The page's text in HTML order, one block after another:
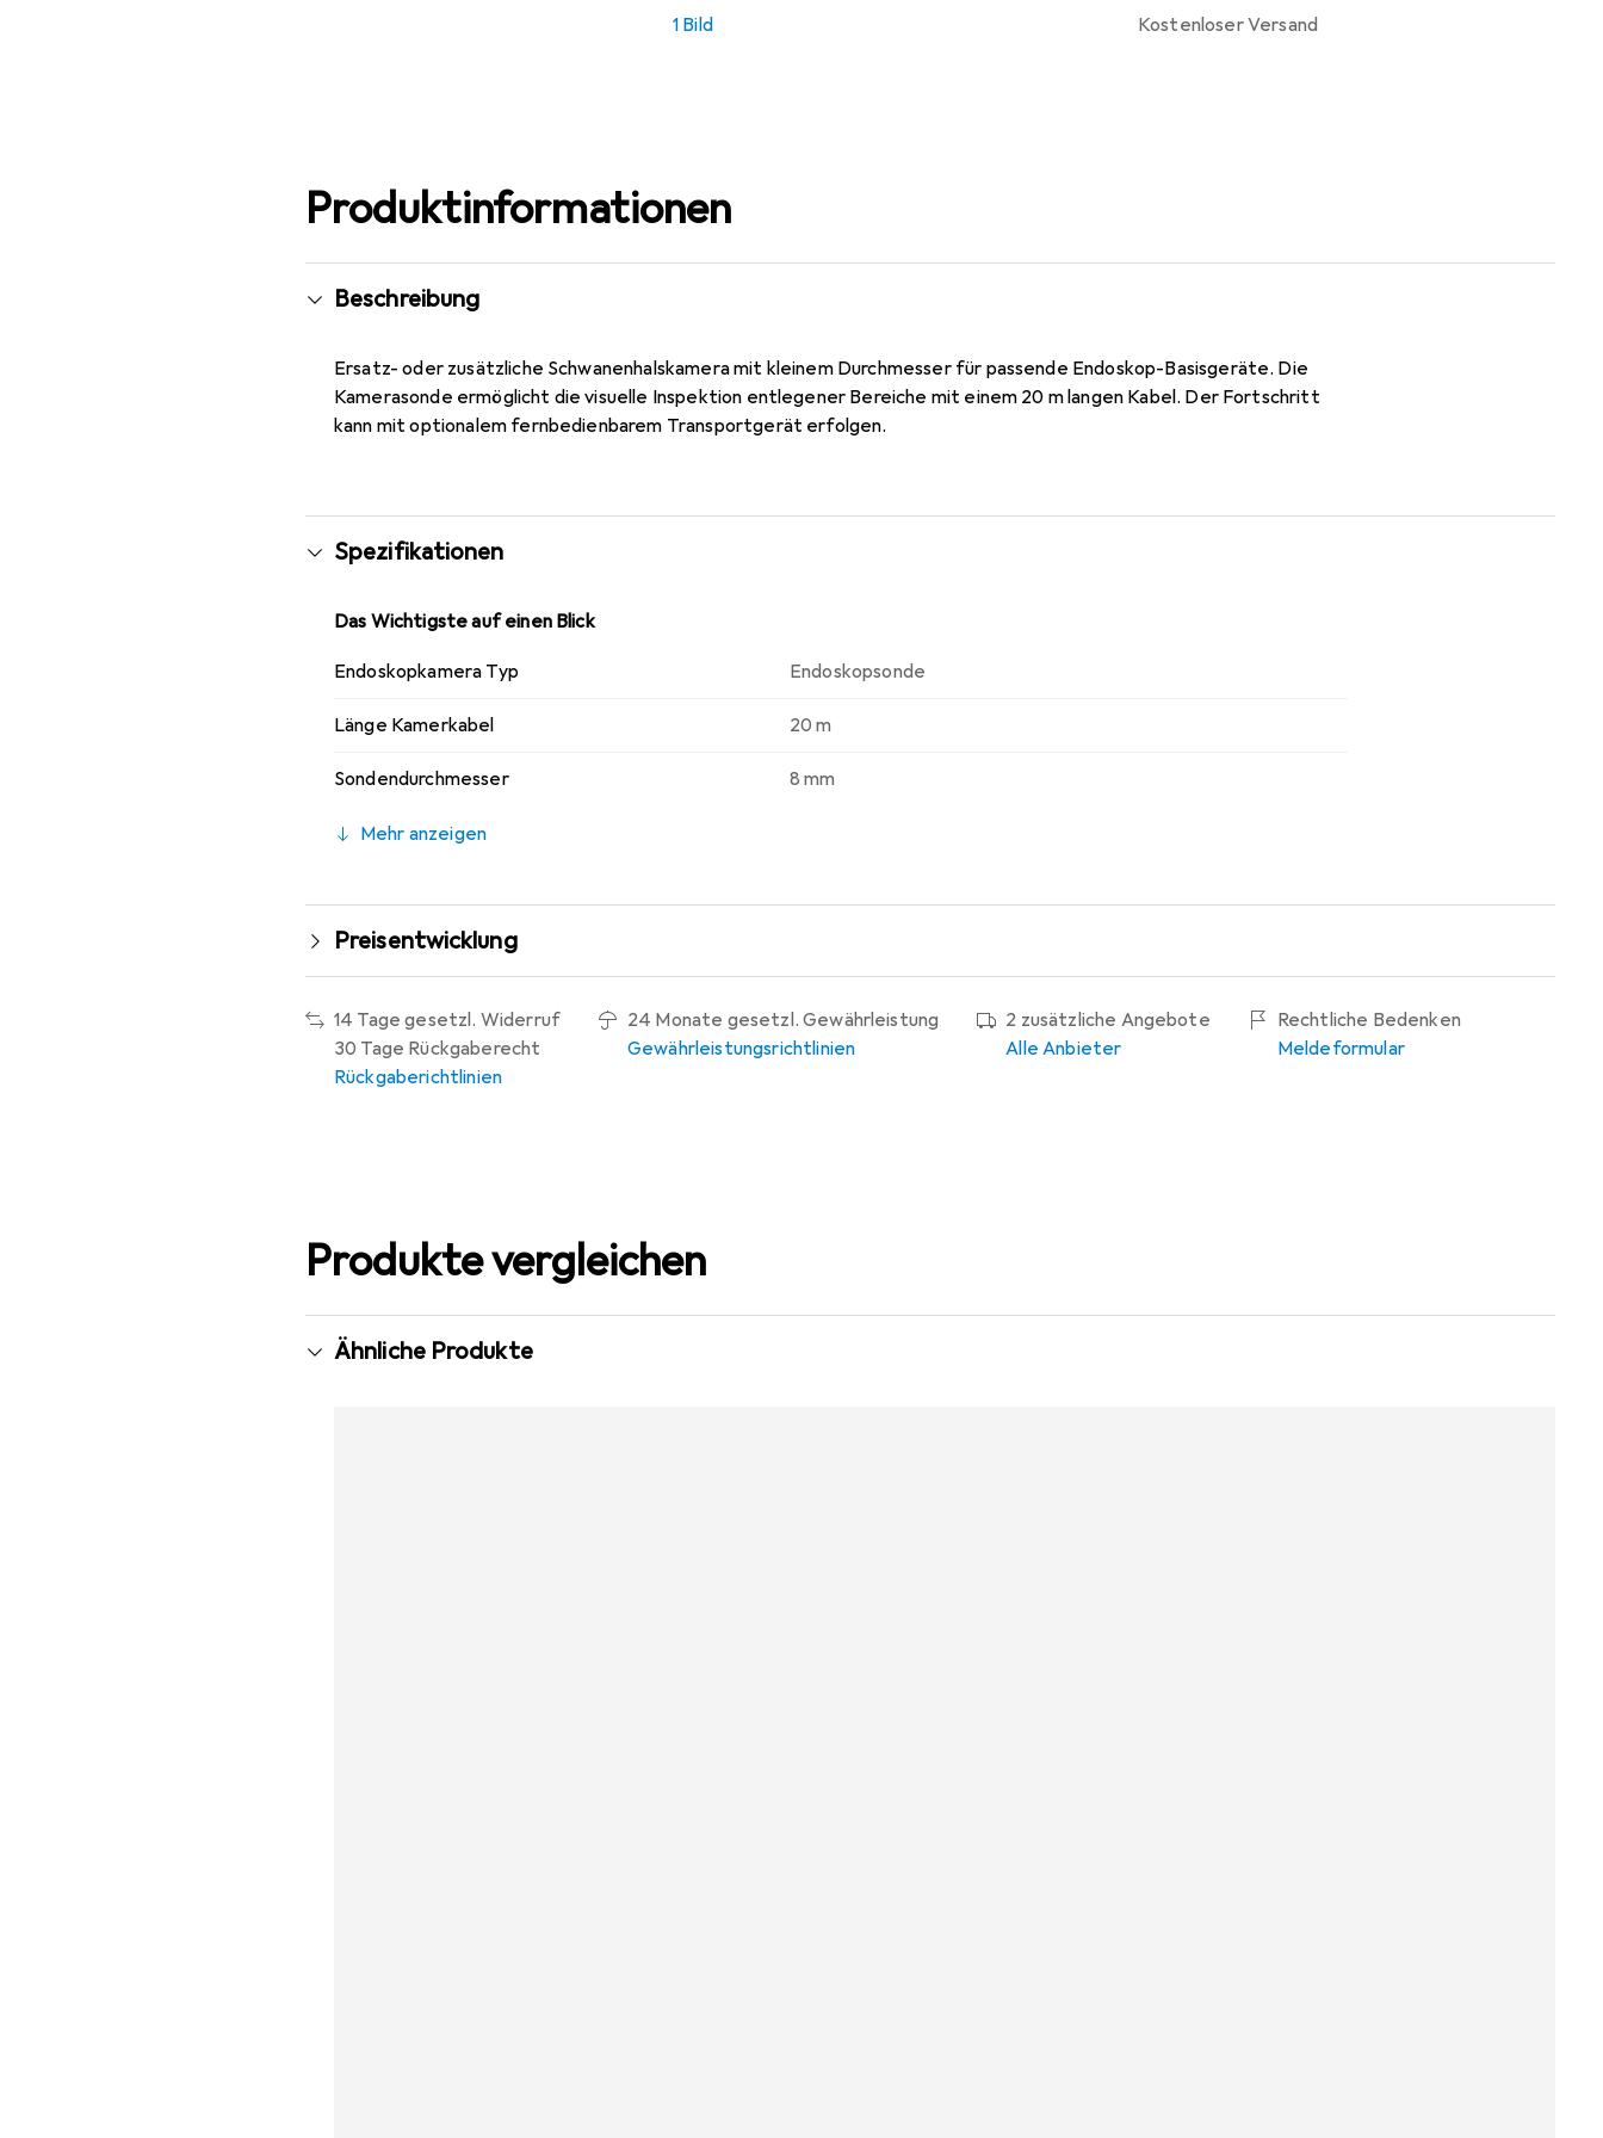
1 Bild kostenloser Versand
Produktinformationen
Beschreibung
Ersatz- oder zusätzliche Schwanenhalskamera mit kleinem Durchmesser für passende Endoskop-Basisgeräte. Die
Kamerasonde ermöglicht die visuelle Inspektion entlegener Bereiche mit einem 20 m langen Kabel. Der Fortschritt
kann mit optionalem fernbedienbarem Transportgerät erfolgen.
Spezifikationen
Das Wichtigste auf einen Blick
Endoskopkamera Typ Endoskopsonde
Länge Kamerkabel 20 m
Sondendurchmesser 8 mm
Mehr anzeigen
Preisentwicklung
14 Tage gesetzl. Widerruf
30 Tage Rückgaberecht
Rückgaberichtlinien
24 Monate gesetzl. Gewährleistung
Gewährleistungsrichtlinien
2 zusätzliche Angebote
Alle Anbieter
Rechtliche Bedenken
Meldeformular
Produkte vergleichen
Ähnliche Produkte